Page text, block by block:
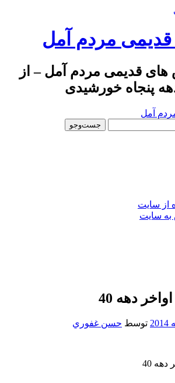
مردم آمل
قدیمی مردم آمل – از
پنجاه خورشیدی
از سایت
سایت
دهه 40
توسط حسن غفوري